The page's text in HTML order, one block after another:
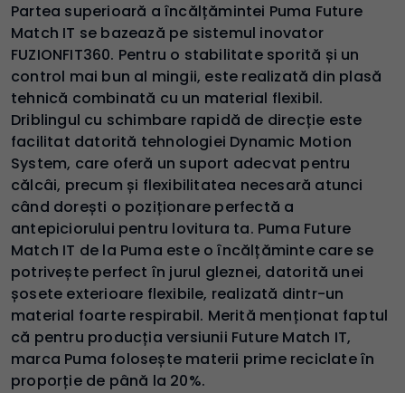
Partea superioară a încălțămintei Puma Future
Match IT se bazează pe sistemul inovator
FUZIONFIT360. Pentru o stabilitate sporită și un
control mai bun al mingii, este realizată din plasă
tehnică combinată cu un material flexibil.
Driblingul cu schimbare rapidă de direcție este
facilitat datorită tehnologiei Dynamic Motion
System, care oferă un suport adecvat pentru
călcâi, precum și flexibilitatea necesară atunci
când dorești o poziționare perfectă a
antepiciorului pentru lovitura ta. Puma Future
Match IT de la Puma este o încălțăminte care se
potrivește perfect în jurul gleznei, datorită unei
șosete exterioare flexibile, realizată dintr-un
material foarte respirabil. Merită menționat faptul
că pentru producția versiunii Future Match IT,
marca Puma folosește materii prime reciclate în
proporție de până la 20%.